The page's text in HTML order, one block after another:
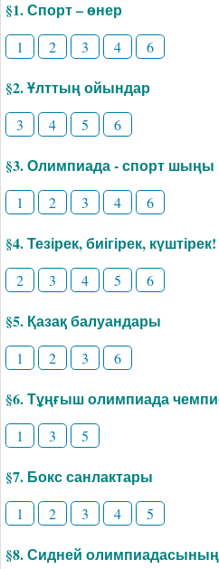
§1. Спорт – өнер
1 2 3 4 6
§2. Ұлттың ойындар
3 4 5 6
§3. Олимпиада - спорт шыңы
1 2 3 4 6
§4. Тезірек, биігірек, күштірек!
2 3 4 5 6
§5. Қазақ балуандары
1 2 3 6
§6. Тұңғыш олимпиада
1 3 5
§7. Бокс санлактары
1 2 3 4 5
§8. Сидней